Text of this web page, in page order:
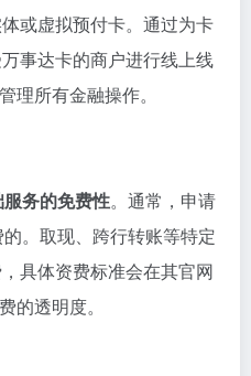
或虚拟预付卡。通过为卡
事达卡的商户进行线上线
理所有金融操作。
务的免费性。通常，申请
。取现、跨行转账等特定
具体资费标准会在其官网
的透明度。